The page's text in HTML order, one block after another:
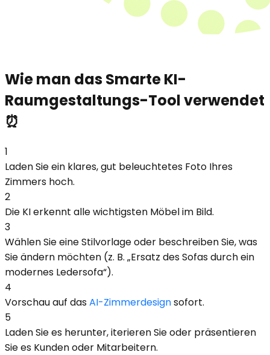
Wie man das Smarte KI-
Raumgestaltungs-Tool verwendet
⏰
1
Laden Sie ein klares, gut beleuchtetes Foto Ihres
Zimmers hoch.
2
Die KI erkennt alle wichtigsten Möbel im Bild.
3
Wählen Sie eine Stilvorlage oder beschreiben Sie, was
Sie ändern möchten (z. B. „Ersatz des Sofas durch ein
modernes Ledersofa“).
4
Vorschau auf dasAI-Zimmerdesignsofort.
5
Laden Sie es herunter, iterieren Sie oder präsentieren
Sie es Kunden oder Mitarbeitern.